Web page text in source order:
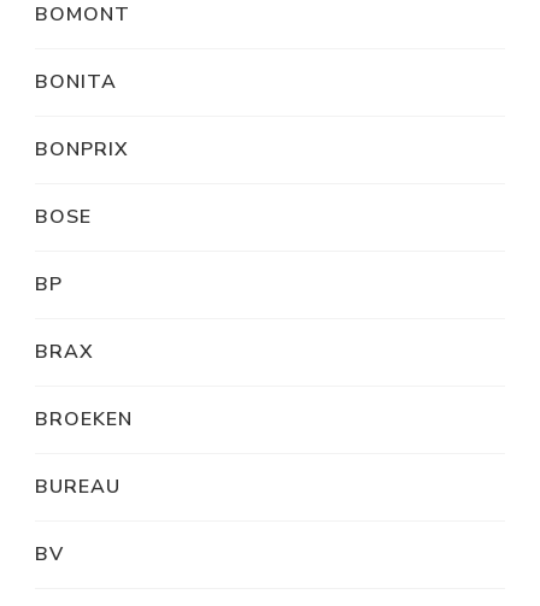
BOMONT
BONITA
BONPRIX
BOSE
BP
BRAX
BROEKEN
BUREAU
BV